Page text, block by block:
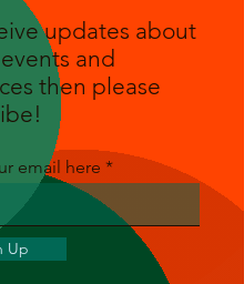
updates about
and
then please
email here
Up